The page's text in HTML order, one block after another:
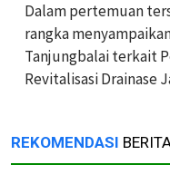
Dalam pertemuan
rangka
Tanjungbalai terkait
Revitalisasi Drainase
REKOMENDASI